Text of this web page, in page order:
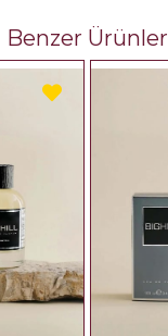
Benzer Ürünler